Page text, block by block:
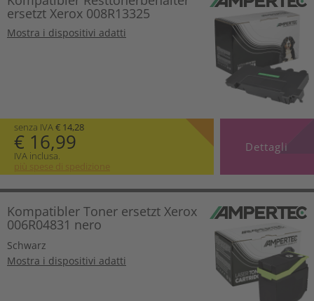
ersetzt Xerox 008R13325
Mostra i dispositivi adatti
senza IVA€ 14,28
€ 16,99
IVA inclusa.
più spese di spedizione
Dettagli
Kompatibler Toner ersetzt Xerox
006R04831 nero
Schwarz
Mostra i dispositivi adatti